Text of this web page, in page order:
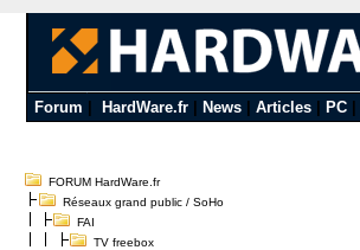
Forum HardWare.fr| News| Articles| PC|
FORUM HardWare.fr
Réseaux grand public / SoHo
FAI
TV freebox